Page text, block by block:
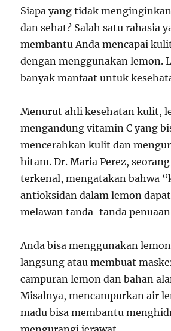
Siapa yang tidak
dan sehat? Salah satu rahasia
membantu Anda mencapai
dengan menggunakan lemon.
banyak manfaat untuk
Menurut ahli kesehatan kulit,
mengandung vitamin C yang
mencerahkan kulit dan
hitam. Dr. Maria Perez,
terkenal, mengatakan bahwa
antioksidan dalam lemon
melawan tanda-tanda
Anda bisa menggunakan
langsung atau membuat
campuran lemon dan bahan
Misalnya, mencampurkan air
madu bisa membantu